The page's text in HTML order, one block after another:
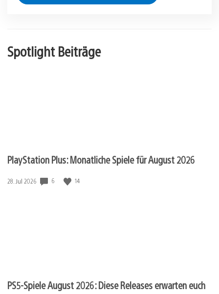
Spotlight Beiträge
PlayStation Plus: Monatliche Spiele für August 2026
Veröffentlichungsdatum:
28. Jul 2026 6 14
PS5-Spiele August 2026: Diese Releases erwarten euch